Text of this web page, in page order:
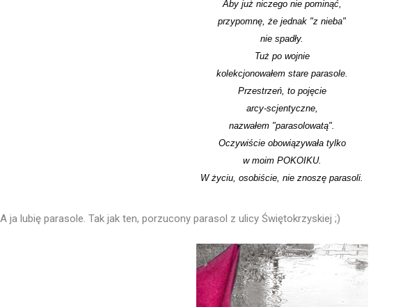
Aby już niczego nie pominąć,
przypomnę, że jednak "z nieba"
nie spadły.
Tuż po wojnie
kolekcjonowałem stare parasole.
Przestrzeń, to pojęcie
arcy-scjentyczne,
nazwałem "parasolowatą".
Oczywiście obowiązywała tylko
w moim POKOIKU.
W życiu, osobiście, nie znoszę parasoli.
A ja lubię parasole. Tak jak ten, porzucony parasol z ulicy Świętokrzyskiej ;)